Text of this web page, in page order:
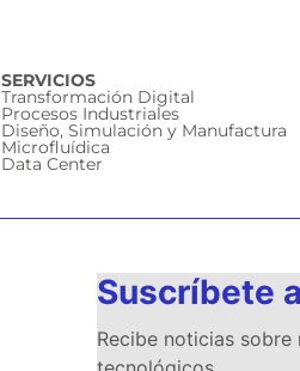
SERVICIOS
Transformación Digital
Procesos Industriales
Diseño, Simulación y Manufactura
Microfluídica
Data Center
Suscríbete
Recibe noticias